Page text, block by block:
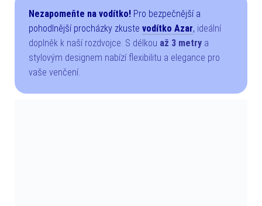
Nezapomeňte na vodítko! Pro bezpečnější a
pohodlnější procházky zkuste vodítko Azar, ideální
doplněk k naší rozdvojce. S délkou až 3 metry a
stylovým designem nabízí flexibilitu a elegance pro
vaše venčení.